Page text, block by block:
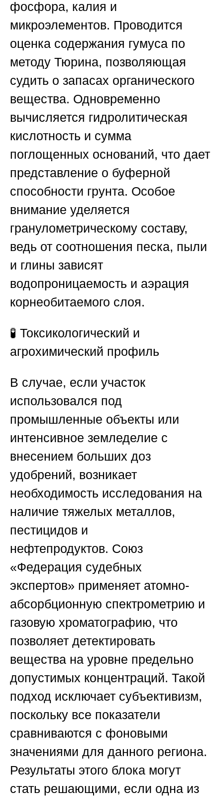
фосфора, калия и
микроэлементов. Проводится
оценка содержания гумуса по
методу Тюрина, позволяющая
судить о запасах органического
вещества. Одновременно
вычисляется гидролитическая
кислотность и сумма
поглощенных оснований, что дает
представление о буферной
способности грунта. Особое
внимание уделяется
гранулометрическому составу,
ведь от соотношения песка, пыли
и глины зависят
водопроницаемость и аэрация
корнеобитаемого слоя.
🧪 Токсикологический и
агрохимический профиль
В случае, если участок
использовался под
промышленные объекты или
интенсивное земледелие с
внесением больших доз
удобрений, возникает
необходимость исследования на
наличие тяжелых металлов,
пестицидов и
нефтепродуктов. Союз
«Федерация судебных
экспертов» применяет атомно-
абсорбционную спектрометрию и
газовую хроматографию, что
позволяет детектировать
вещества на уровне предельно
допустимых концентраций. Такой
подход исключает субъективизм,
поскольку все показатели
сравниваются с фоновыми
значениями для данного региона.
Результаты этого блока могут
стать решающими, если одна из